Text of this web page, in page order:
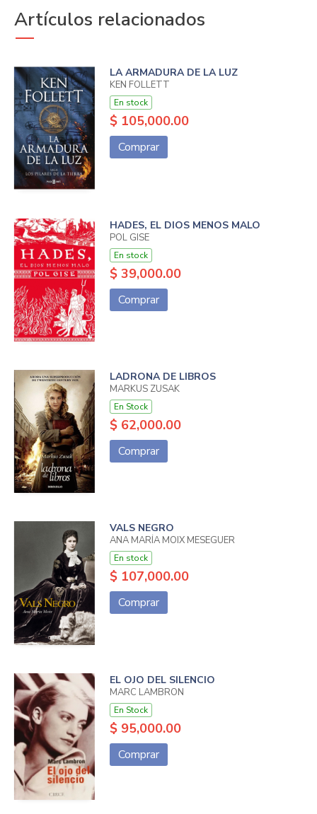
Artículos relacionados
LA ARMADURA DE LA LUZ
KEN FOLLETT
En stock
$ 105,000.00
Comprar
HADES, EL DIOS MENOS MALO
POL GISE
En stock
$ 39,000.00
Comprar
LADRONA DE LIBROS
MARKUS ZUSAK
En Stock
$ 62,000.00
Comprar
VALS NEGRO
ANA MARÍA MOIX MESEGUER
En stock
$ 107,000.00
Comprar
EL OJO DEL SILENCIO
MARC LAMBRON
En Stock
$ 95,000.00
Comprar